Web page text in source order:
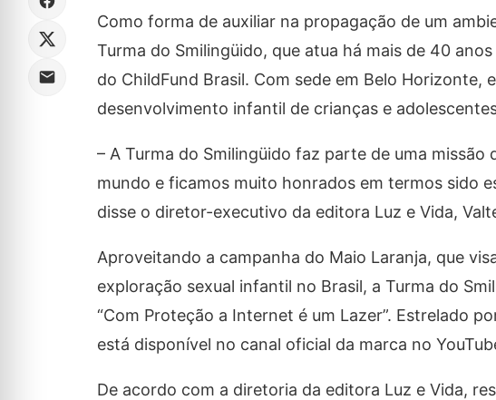
Como forma de auxiliar na propagação de um
Turma do Smilingüido, que atua há mais de 40
do ChildFund Brasil. Com sede em Belo Horizonte,
desenvolvimento infantil de crianças e
– A Turma do Smilingüido faz parte de uma
mundo e ficamos muito honrados em termos sido
disse o diretor-executivo da editora Luz e Vida,
Aproveitando a campanha do Maio Laranja, que
exploração sexual infantil no Brasil, a Turma do
“Com Proteção a Internet é um Lazer”. Estrelado
está disponível no canal oficial da marca no
De acordo com a diretoria da editora Luz e Vida,